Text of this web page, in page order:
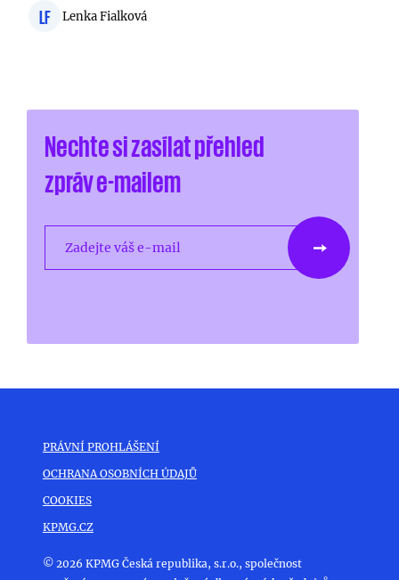
LF Lenka Fialková
Nechte si zasílat přehled
zpráv e-mailem
Zadejte váš e-mail
PRÁVNÍ PROHLÁŠENÍ
OCHRANA OSOBNÍCH ÚDAJŮ
COOKIES
KPMG.CZ
© 2026 KPMG Česká republika, s.r.o., společnost